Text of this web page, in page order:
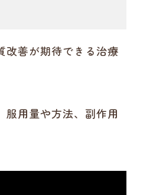
改善が期待できる治療
用量や方法、副作用